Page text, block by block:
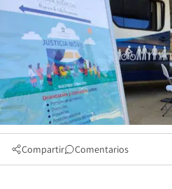
Compartir Comentarios